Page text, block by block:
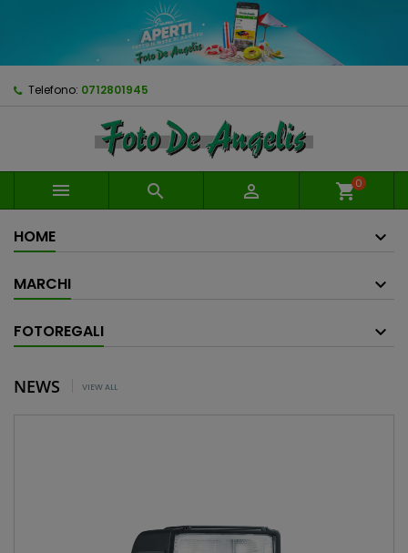
Telefono: 0712801945
   shopping_cart0
HOME
MARCHI
FOTOREGALI
NEWS VIEW ALL